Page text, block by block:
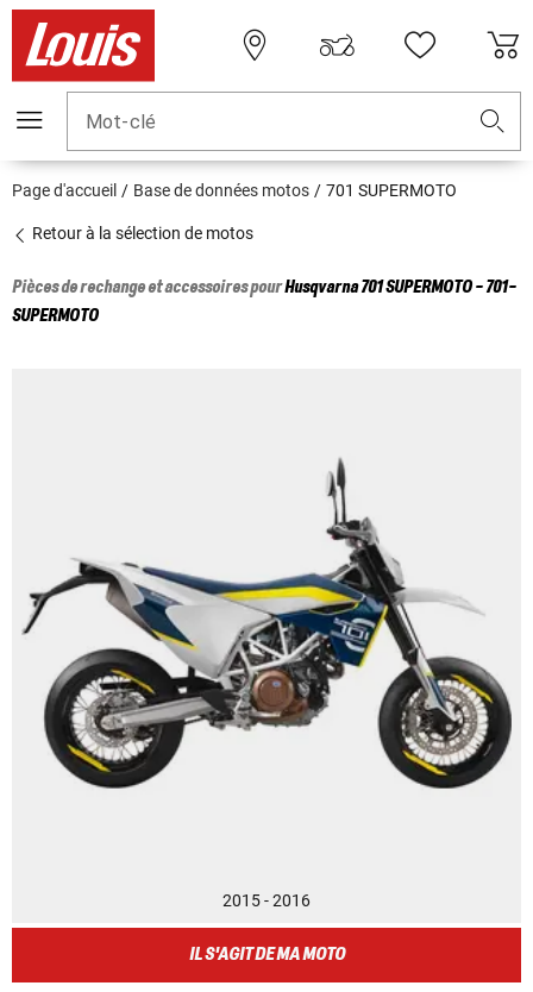
Mot-clé
Page d'accueil Base de données motos 701 SUPERMOTO
Retour à la sélection de motos
Pièces de rechange et accessoires pourHusqvarna701 SUPERMOTO - 701-
SUPERMOTO
2015 - 2016
IL S'AGIT DE MA MOTO